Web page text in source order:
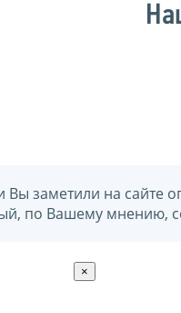
Вы заметили на сайте
по Вашему
×